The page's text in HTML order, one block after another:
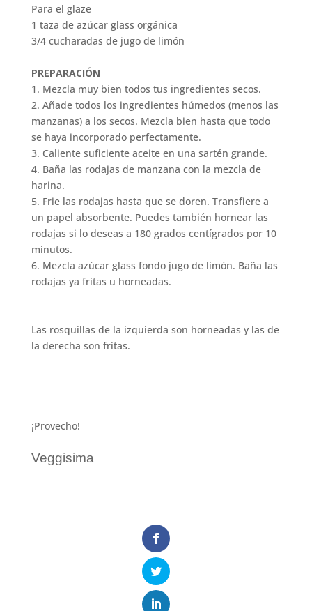
Para el glaze
1 taza de azúcar glass orgánica
3/4 cucharadas de jugo de limón
PREPARACIÓN
1. Mezcla muy bien todos tus ingredientes secos.
2. Añade todos los ingredientes húmedos (menos las
manzanas) a los secos. Mezcla bien hasta que todo
se haya incorporado perfectamente.
3. Caliente suficiente aceite en una sartén grande.
4. Baña las rodajas de manzana con la mezcla de
harina.
5. Frie las rodajas hasta que se doren. Transfiere a
un papel absorbente. Puedes también hornear las
rodajas si lo deseas a 180 grados centígrados por 10
minutos.
6. Mezcla azúcar glass fondo jugo de limón. Baña las
rodajas ya fritas u horneadas.
Las rosquillas de la izquierda son horneadas y las de
la derecha son fritas.
¡Provecho!
Veggisima